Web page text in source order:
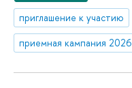
приглашение к участию
приемная кампания 2026